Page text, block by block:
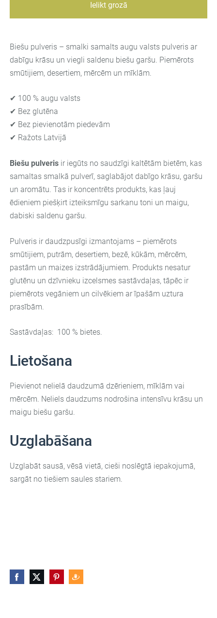
Ielikt grozā
Biešu pulveris – smalki samalts augu valsts pulveris ar
dabīgu krāsu un viegli saldenu biešu garšu. Piemērots
smūtijiem, desertiem, mērcēm un mīklām.
✔ 100 % augu valsts
✔ Bez glutēna
✔ Bez pievienotām piedevām
✔ Ražots Latvijā
Biešu pulveris ir iegūts no saudzīgi kaltētām bietēm, kas
samaltas smalkā pulverī, saglabājot dabīgo krāsu, garšu
un aromātu. Tas ir koncentrēts produkts, kas ļauj
ēdieniem piešķirt izteiksmīgu sarkanu toni un maigu,
dabiski saldenu garšu.
Pulveris ir daudzpusīgi izmantojams – piemērots
smūtijiem, putrām, desertiem, bezē, kūkām, mērcēm,
pastām un maizes izstrādājumiem. Produkts nesatur
glutēnu un dzīvnieku izcelsmes sastāvdaļas, tāpēc ir
piemērots vegāniem un cilvēkiem ar īpašām uztura
prasībām.
Sastāvdaļas: 100 % bietes.
Lietošana
Pievienot nelielā daudzumā dzērieniem, mīklām vai
mērcēm. Neliels daudzums nodrošina intensīvu krāsu un
maigu biešu garšu.
Uzglabāšana
Uzglabāt sausā, vēsā vietā, cieši noslēgtā iepakojumā,
sargāt no tiešiem saules stariem.